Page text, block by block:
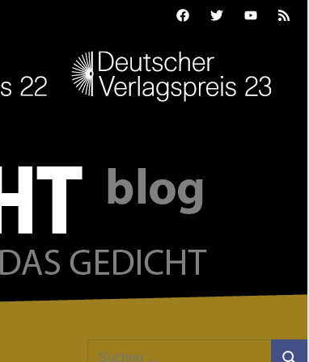
FacebookTwitterYoutubeFeed
Suchen